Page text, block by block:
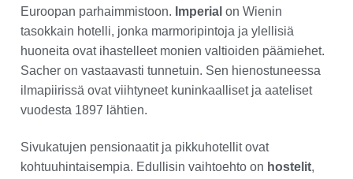
Euroopan parhaimmistoon. Imperial on Wienin
tasokkain hotelli, jonka marmoripintoja ja ylellisiä
huoneita ovat ihastelleet monien valtioiden päämiehet.
Sacher on vastaavasti tunnetuin. Sen hienostuneessa
ilmapiirissä ovat viihtyneet kuninkaalliset ja aateliset
vuodesta 1897 lähtien.
Sivukatujen pensionaatit ja pikkuhotellit ovat
kohtuuhintaisempia. Edullisin vaihtoehto on hostelit,